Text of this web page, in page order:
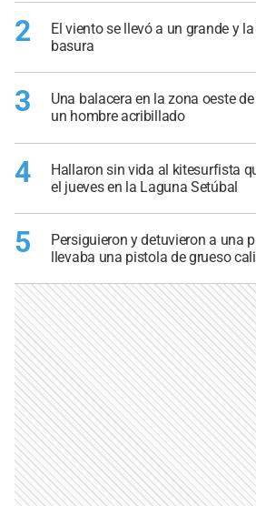
2
El viento se llevó a un grande y
basura
3
Una balacera en la zona oeste
un hombre acribillado
4
Hallaron sin vida al kitesurfista
el jueves en la Laguna Setúbal
5
Persiguieron y detuvieron a una
llevaba una pistola de grueso